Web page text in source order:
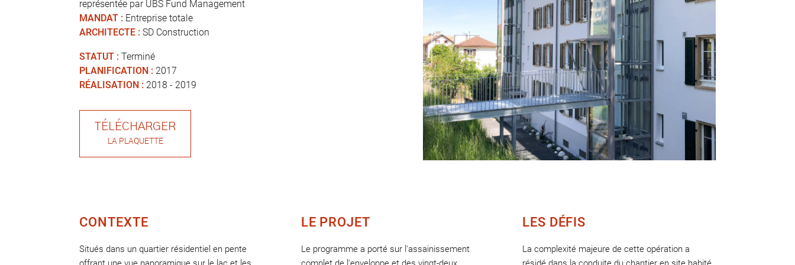
représentée par UBS Fund Management
MANDAT : Entreprise totale
ARCHITECTE : SD Construction
STATUT : Terminé
PLANIFICATION : 2017
RÉALISATION : 2018 - 2019
TÉLÉCHARGER
LA PLAQUETTE
CONTEXTE
Situés dans un quartier résidentiel en pente
LE PROJET
Le programme a porté sur l'assainissement
LES DÉFIS
La complexité majeure de cette opération a